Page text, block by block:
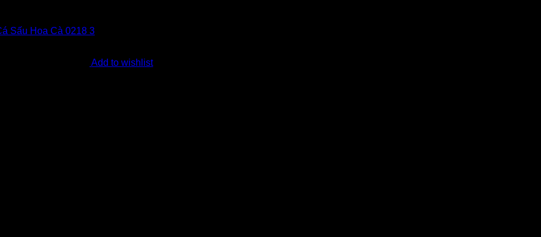
Add to wishlist